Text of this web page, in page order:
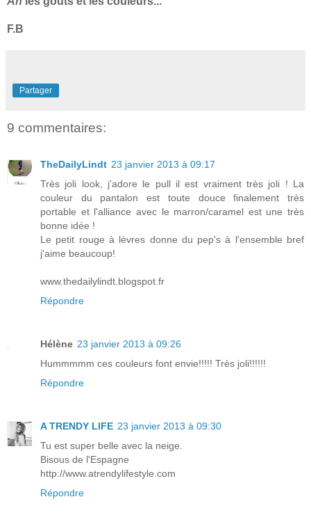
F.B
Partager
9 commentaires:
TheDailyLindt 23 janvier 2013 à 09:17
Très joli look, j'adore le pull il est vraiment très joli ! La
couleur du pantalon est toute douce finalement très
portable et l'alliance avec le marron/caramel est une très
bonne idée !
Le petit rouge à lèvres donne du pep's à l'ensemble bref
j'aime beaucoup!
www.thedailylindt.blogspot.fr
Répondre
Hélène 23 janvier 2013 à 09:26
Hummmmm ces couleurs font envie!!!!! Très joli!!!!!!
Répondre
A TRENDY LIFE 23 janvier 2013 à 09:30
Tu est super belle avec la neige.
Bisous de l'Espagne
http://www.atrendylifestyle.com
Répondre